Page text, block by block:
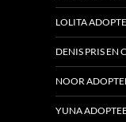
LOLITA
DENIS PRIS EN
NOOR
YUNA